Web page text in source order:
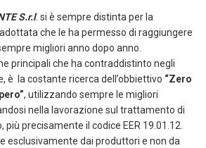
S.r.l. si è sempre distinta per la
che le ha permesso di raggiungere
migliori anno dopo anno.
principali che ha contraddistinto negli
è la costante ricerca dell’obbiettivo “Zero
, utilizzando sempre le migliori
nella lavorazione sul trattamento di
più precisamente il codice EER 19.01.12.
esclusivamente dai produttori e non da